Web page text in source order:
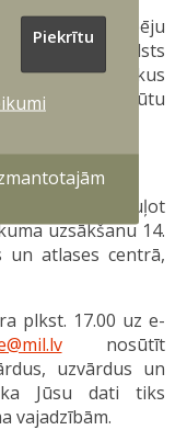
jauniešiem iespēju
gan valsts
dzīvē, vienlaikus
sajūtu
atspoguļot
uzsākšanu 14.
un atlases centrā,
plkst. 17.00 uz e-
nosūtīt
uzvārdus un
ka Jūsu dati tiks
vajadzībām.
Piekrītu